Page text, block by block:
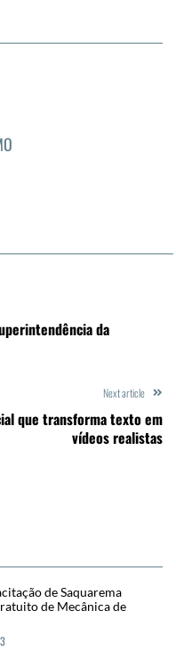
da
Next article
que transforma texto em
vídeos realistas
de Saquarema
de Mecânica de